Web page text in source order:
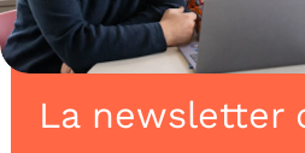
La newsletter